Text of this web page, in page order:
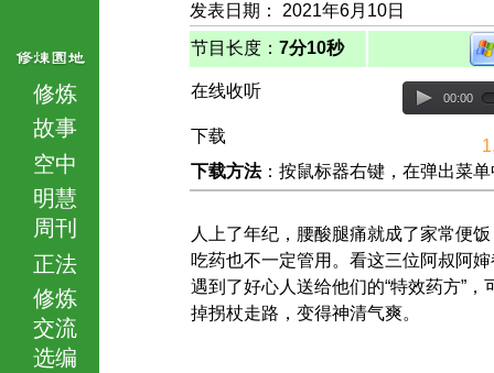
修炼
故事
空中
明慧
周刊
正法
修炼
交流
选编
发表日期： 2021年6月10日
节目长度： 7分10秒
在线收听 00:00
下载
下载方法：按鼠标器右键，在弹出菜
人上了年纪，腰酸腿痛就成了家常便
吃药也不一定管用。看这三位阿叔阿
遇到了好心人送给他们的“特效药方”，
掉拐杖走路，变得神清气爽。